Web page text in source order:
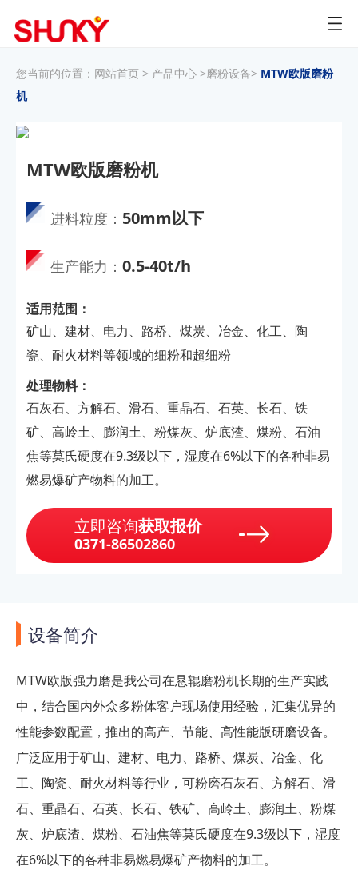
您当前的位置： 网站首页 > 产品中心 >磨粉设备> MTW欧版磨粉
机
MTW欧版磨粉机
进料粒度： 50mm以下
生产能力：0.5-40t/h
适用范围：
矿山、建材、电力、路桥、煤炭、冶金、化工、陶
瓷、耐火材料等领域的细粉和超细粉
处理物料：
石灰石、方解石、滑石、重晶石、石英、长石、铁
矿、高岭土、膨润土、粉煤灰、炉底渣、煤粉、石油
焦等莫氏硬度在9.3级以下，湿度在6%以下的各种非易
燃易爆矿产物料的加工。
立即咨询获取报价
0371-86502860
设备简介
MTW欧版强力磨是我公司在悬辊磨粉机长期的生产实践
中，结合国内外众多粉体客户现场使用经验，汇集优异的
性能参数配置，推出的高产、节能、高性能版研磨设备。
广泛应用于矿山、建材、电力、路桥、煤炭、冶金、化
工、陶瓷、耐火材料等行业，可粉磨石灰石、方解石、滑
石、重晶石、石英、长石、铁矿、高岭土、膨润土、粉煤
灰、炉底渣、煤粉、石油焦等莫氏硬度在9.3级以下，湿度
在6%以下的各种非易燃易爆矿产物料的加工。